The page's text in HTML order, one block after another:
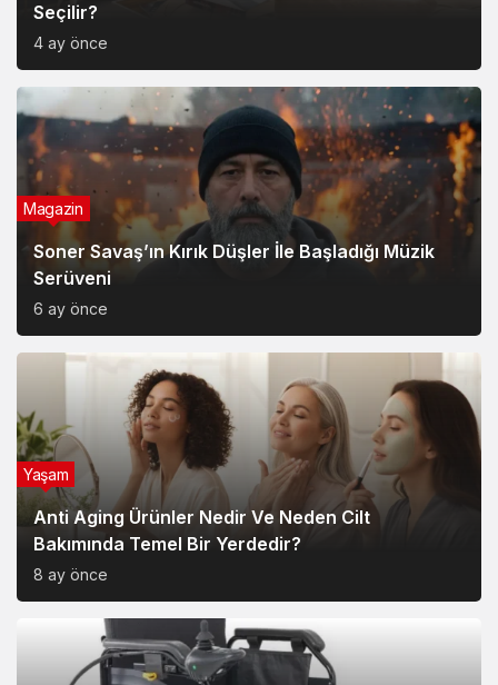
Seçilir?
4 ay önce
Soner Savaş’ın Kırık Düşler İle Başladığı Müzik
Serüveni
6 ay önce
Magazin
Anti Aging Ürünler Nedir Ve Neden Cilt
Bakımında Temel Bir Yerdedir?
8 ay önce
Yaşam